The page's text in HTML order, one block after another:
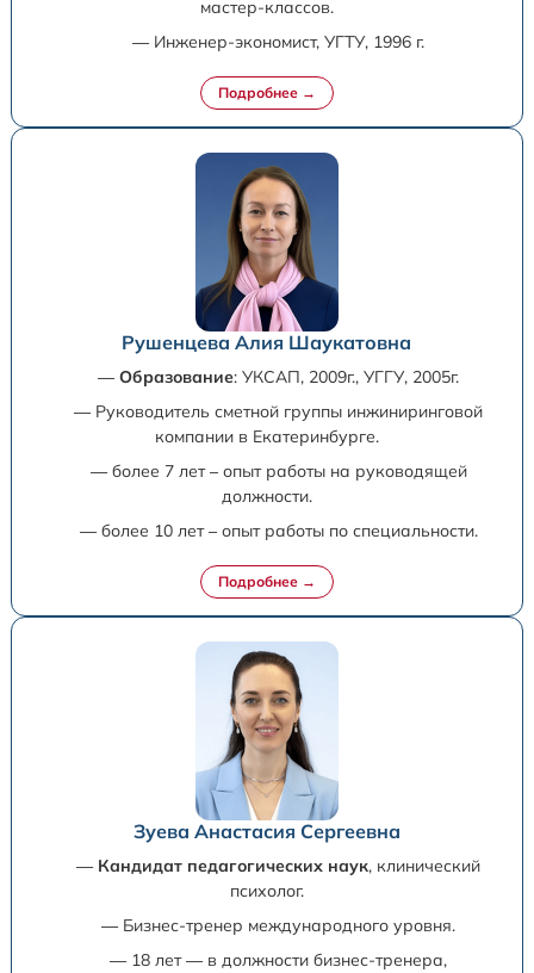
мастер-классов.
— Инженер-экономист, УГТУ, 1996 г.
Рушенцева Алия Шаукатовна
—Образование: УКСАП, 2009г., УГГУ, 2005г.
— Руководитель сметной группы инжиниринговой
компании в Екатеринбурге.
— более 7 лет – опыт работы на руководящей
должности.
— более 10 лет – опыт работы по специальности.
Зуева Анастасия Сергеевна
— Кандидат педагогических наук, клинический
психолог.
— Бизнес-тренер международного уровня.
— 18 лет — в должности бизнес-тренера,